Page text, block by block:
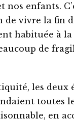
enfants.
vivre la fin
habituée à
de
les
toutes
en